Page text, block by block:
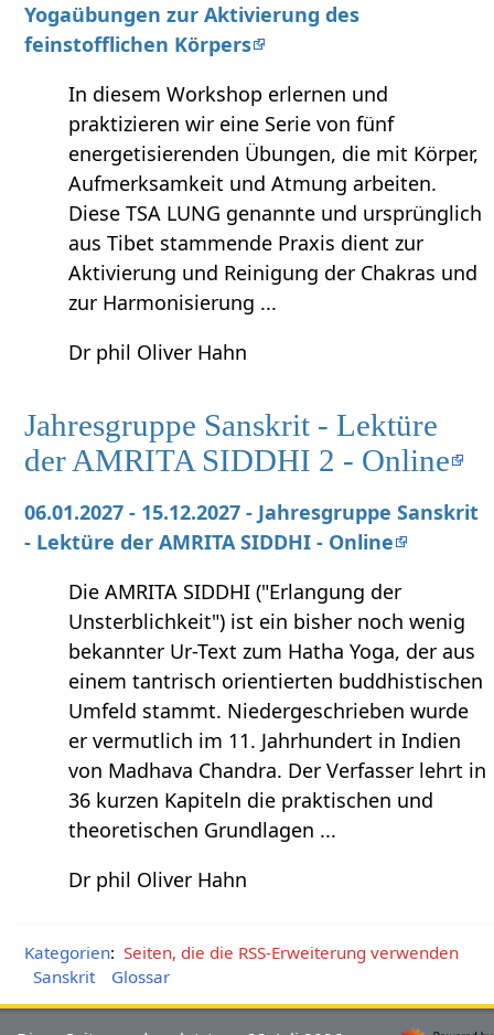
Yogaübungen zur Aktivierung des
feinstofflichen Körpers
In diesem Workshop erlernen und
praktizieren wir eine Serie von fünf
energetisierenden Übungen, die mit Körper,
Aufmerksamkeit und Atmung arbeiten.
Diese TSA LUNG genannte und ursprünglich
aus Tibet stammende Praxis dient zur
Aktivierung und Reinigung der Chakras und
zur Harmonisierung ...
Dr phil Oliver Hahn
Jahresgruppe Sanskrit - Lektüre
der AMRITA SIDDHI 2 - Online
06.01.2027 - 15.12.2027 - Jahresgruppe Sanskrit
- Lektüre der AMRITA SIDDHI - Online
Die AMRITA SIDDHI ("Erlangung der
Unsterblichkeit") ist ein bisher noch wenig
bekannter Ur-Text zum Hatha Yoga, der aus
einem tantrisch orientierten buddhistischen
Umfeld stammt. Niedergeschrieben wurde
er vermutlich im 11. Jahrhundert in Indien
von Madhava Chandra. Der Verfasser lehrt in
36 kurzen Kapiteln die praktischen und
theoretischen Grundlagen ...
Dr phil Oliver Hahn
Kategorien: Seiten, die die RSS-Erweiterung verwenden
Sanskrit
Glossar